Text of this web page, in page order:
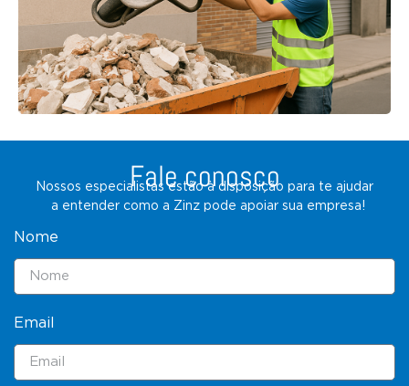
Fale conosco
Nossos especialistas estão à disposição para te ajudar
a entender como a Zinz pode apoiar sua empresa!
Nome
Email